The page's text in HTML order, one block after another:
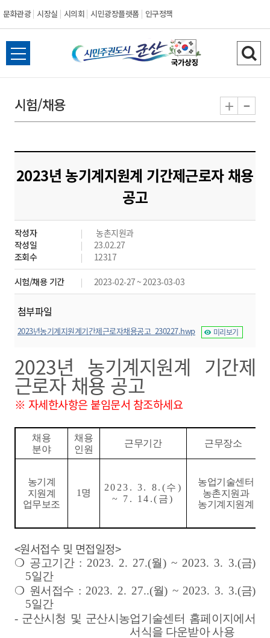
문화관광 시장실 시의회 시민광장플랫폼 인구정책
시
민
도
시
군
산
전
체
뉴
열
검
색
기
시험/채용 + -
2023년 농기계지원계 기간제근로자 채용
공고
작성자
농촌지원과
작성일
23.02.27
조회수
12317
시험/채용 기간 2023-02-27 ~ 2023-03-03
첨부파일
2023년농기계지원계기간제근로자채용공고_230227.hwp 미리보기
2023년 농기계지원계 기간제
근로자 채용 공고
※ 자세한사항은 붙임문서 참조하세요
채용
분야
채용
인원
근무기간 근무장소
농기계
지원계
업무보조
1 명
2023. 3. 8.(수 )
~ 7. 14.( 금)
농업기술센터
농촌지원과
농기계지원계
<원서접수 및 면접일정>
❍ 공고기간 : 2023. 2. 27.(월) ~ 2023. 3. 3.(금)
5일간
❍ 원서접수 : 2023. 2. 27..(월) ~ 2023. 3. 3.(금)
5일간
- 군산시청 및 군산시농업기술센터 홈페이지에서
서식을 다운받아 사용